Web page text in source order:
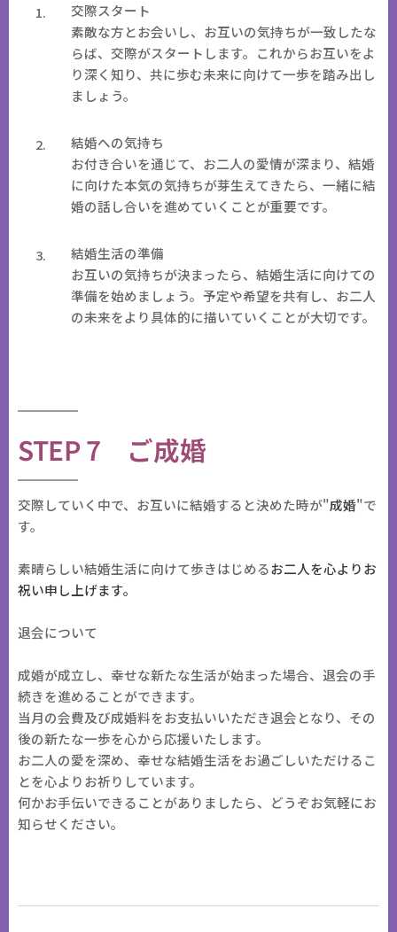
交際スタート
素敵な方とお会いし、お互いの気持ちが一致したな
らば、交際がスタートします。これからお互いをよ
り深く知り、共に歩む未来に向けて一歩を踏み出し
ましょう。
結婚への気持ち
お付き合いを通じて、お二人の愛情が深まり、結婚
に向けた本気の気持ちが芽生えてきたら、一緒に結
婚の話し合いを進めていくことが重要です。
結婚生活の準備
お互いの気持ちが決まったら、結婚生活に向けての
準備を始めましょう。予定や希望を共有し、お二人
の未来をより具体的に描いていくことが大切です。
STEP 7 ご成婚
​交際していく中で、お互いに結婚すると決めた時が"成婚"で
す。
素晴らしい結婚生活に向けて歩きはじめるお二人を心よりお
祝い申し上げます。
退会について
成婚が成立し、幸せな新たな生活が始まった場合、退会の手
続きを進めることができます。
当月の会費及び成婚料をお支払いいただき退会となり、その
後の新たな一歩を心から応援いたします。
お二人の愛を深め、幸せな結婚生活をお過ごしいただけるこ
とを心よりお祈りしています。
何かお手伝いできることがありましたら、どうぞお気軽にお
知らせください。